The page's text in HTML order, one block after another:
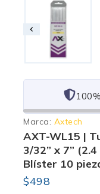
Marca: Axtech
AXT-WL15 |
3/32” x 7”
Blíster 10
$498